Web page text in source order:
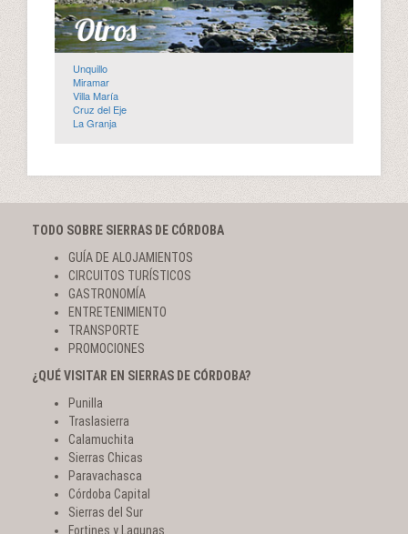
Unquillo
Miramar
Villa María
Cruz del Eje
La Granja
TODO SOBRE SIERRAS DE CÓRDOBA
GUÍA DE ALOJAMIENTOS
CIRCUITOS TURÍSTICOS
GASTRONOMÍA
ENTRETENIMIENTO
TRANSPORTE
PROMOCIONES
¿QUÉ VISITAR EN SIERRAS DE CÓRDOBA?
Punilla
Traslasierra
Calamuchita
Sierras Chicas
Paravachasca
Córdoba Capital
Sierras del Sur
Fortines y Lagunas